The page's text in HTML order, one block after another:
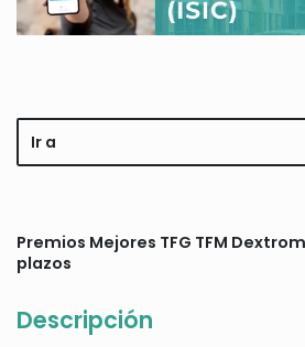
Ir a
Premios Mejores TFG TFM
plazos
Descripción